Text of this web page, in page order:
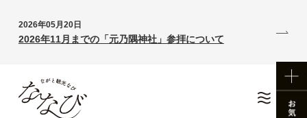
2026年05月20日
2026年11月までの「元乃隅神社」参拝について